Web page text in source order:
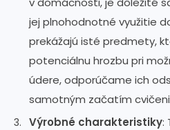
jej plnohodnotné využitie
prekážajú isté predmety,
potenciálnu hrozbu pri
údere, odporúčame ich
samotným začatím
Výrobné charakteristiky: